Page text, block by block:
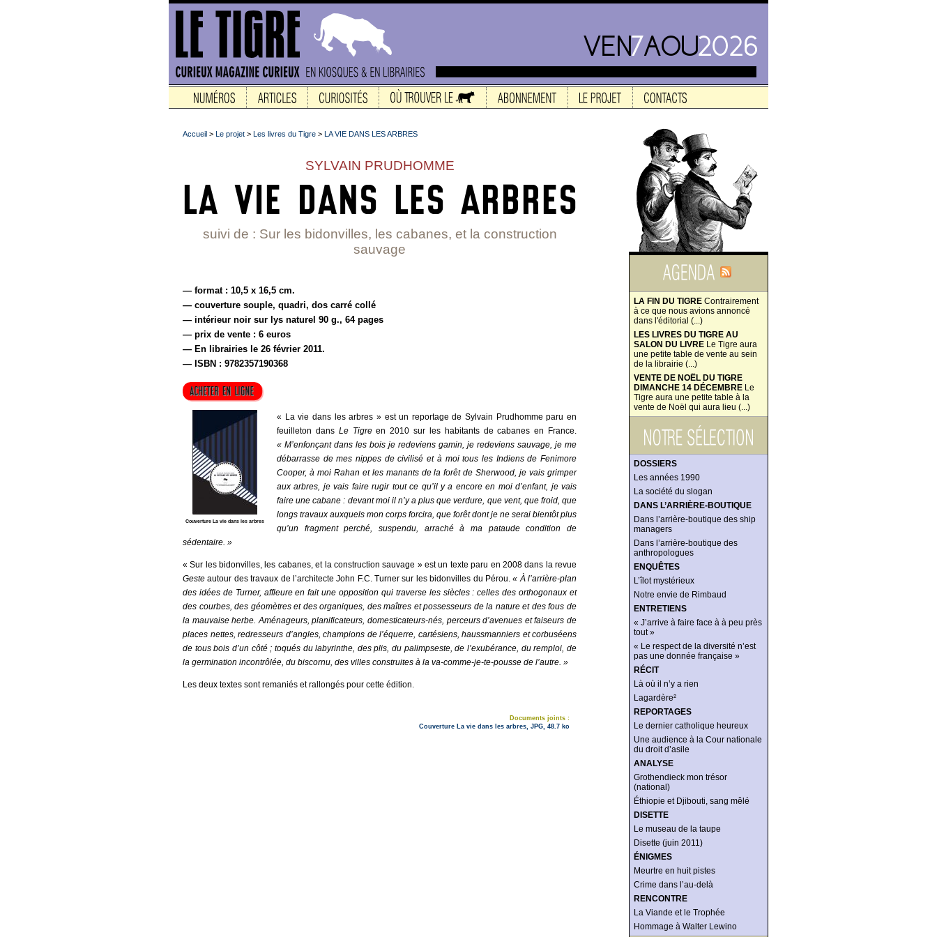
LA FIN DU TIGRE Contrairement
à ce que nous avions annoncé
dans l'éditorial (...)
LES LIVRES DU TIGRE AU
SALON DU LIVRE Le Tigre aura
une petite table de vente au sein
de la librairie (...)
VENTE DE NOËL DU TIGRE
DIMANCHE 14 DÉCEMBRE Le
Tigre aura une petite table à la
vente de Noël qui aura lieu (...)
DOSSIERS
Les années 1990
La société du slogan
DANS L’ARRIÈRE-BOUTIQUE
Dans l’arrière-boutique des ship
managers
Dans l’arrière-boutique des
anthropologues
ENQUÊTES
L’îlot mystérieux
Notre envie de Rimbaud
ENTRETIENS
« J’arrive à faire face à à peu près
tout »
« Le respect de la diversité n’est
pas une donnée française »
RÉCIT
Là où il n’y a rien
Lagardère²
REPORTAGES
Le dernier catholique heureux
Une audience à la Cour nationale
du droit d’asile
ANALYSE
Grothendieck mon trésor
(national)
Éthiopie et Djibouti, sang mêlé
DISETTE
Le museau de la taupe
Disette (juin 2011)
ÉNIGMES
Meurtre en huit pistes
Crime dans l’au-delà
RENCONTRE
La Viande et le Trophée
Hommage à Walter Lewino
Accueil > Le projet > Les livres du Tigre > LA VIE DANS LES ARBRES
SYLVAIN PRUDHOMME
suivi de : Sur les bidonvilles, les cabanes, et la construction
sauvage
— format : 10,5 x 16,5 cm.
— couverture souple, quadri, dos carré collé
— intérieur noir sur lys naturel 90 g., 64 pages
— prix de vente : 6 euros
— En librairies le 26 février 2011.
— ISBN : 9782357190368
Couverture La vie dans les arbres
« La vie dans les arbres » est un reportage de Sylvain Prudhomme paru en
feuilleton dans Le Tigreen 2010 sur les habitants de cabanes en France.
« M’enfonçant dans les bois je redeviens gamin, je redeviens sauvage, je me
débarrasse de mes nippes de civilisé et à moi tous les Indiens de Fenimore
Cooper, à moi Rahan et les manants de la forêt de Sherwood, je vais grimper
aux arbres, je vais faire rugir tout ce qu’il y a encore en moi d’enfant, je vais
faire une cabane : devant moi il n’y a plus que verdure, que vent, que froid, que
longs travaux auxquels mon corps forcira, que forêt dont je ne serai bientôt plus
qu’un fragment perché, suspendu, arraché à ma pataude condition de
sédentaire. »
« Sur les bidonvilles, les cabanes, et la construction sauvage » est un texte paru en 2008 dans la revue
Geste autour des travaux de l’architecte John F.C. Turner sur les bidonvilles du Pérou.« À l’arrière-plan
des idées de Turner, affleure en fait une opposition qui traverse les siècles : celles des orthogonaux et
des courbes, des géomètres et des organiques, des maîtres et possesseurs de la nature et des fous de
la mauvaise herbe. Aménageurs, planificateurs, domesticateurs-nés, perceurs d’avenues et faiseurs de
places nettes, redresseurs d’angles, champions de l’équerre, cartésiens, haussmanniers et corbuséens
de tous bois d’un côté ; toqués du labyrinthe, des plis, du palimpseste, de l’exubérance, du remploi, de
la germination incontrôlée, du biscornu, des villes construites à la va-comme-je-te-pousse de l’autre. »
Les deux textes sont remaniés et rallongés pour cette édition.
Documents joints :
Couverture La vie dans les arbres, JPG, 48.7 ko